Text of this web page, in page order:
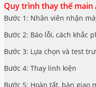
Quy trình thay thế main
Bước 1: Nhân viên nhận
Bước 2: Báo lỗi, cách khắc
Bước 3: Lựa chọn và test
Bước 4: Thay linh kiện
Bước 5: Hoàn tất, bàn giao